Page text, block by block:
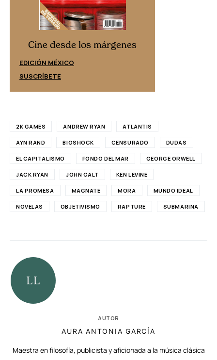
Cine desde los márgenes
EDICIÓN MÉXICO
SUSCRÍBETE
2K GAMES ANDREW RYAN ATLANTIS
AYN RAND BIOSHOCK CENSURADO DUDAS
EL CAPITALISMO FONDO DEL MAR GEORGE ORWELL
JACK RYAN JOHN GALT KEN LEVINE
LA PROMESA MAGNATE MORA MUNDO IDEAL
NOVELAS OBJETIVISMO RAPTURE SUBMARINA
AUTOR
AURA ANTONIA GARCÍA
Maestra en filosofía, publicista y aficionada a la música clásica